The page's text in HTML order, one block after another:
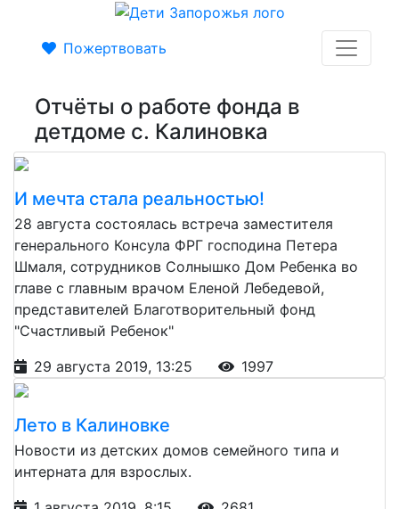
Пожертвовать
Отчёты о работе фонда в
детдоме с. Калиновка
И мечта стала реальностью!
28 августа состоялась встреча заместителя
генерального Консула ФРГ господина Петера
Шмаля, сотрудников Солнышко Дом Ребенка во
главе с главным врачом Еленой Лебедевой,
представителей Благотворительный фонд
"Счастливый Ребенок"
29 августа 2019, 13:25
1997
Лето в Калиновке
Новости из детских домов семейного типа и
интерната для взрослых.